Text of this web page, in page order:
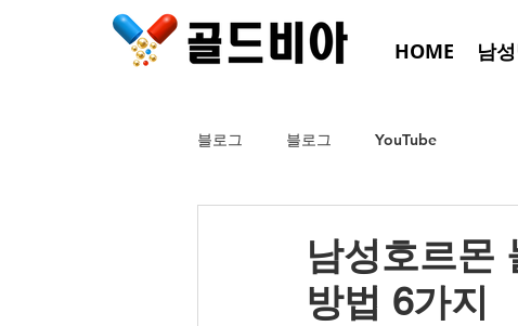
HOME 남
블로그 블로그 YouTube
남성호르몬
방법 6가지